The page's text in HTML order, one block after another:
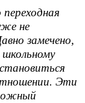
не
замечено,
Эти